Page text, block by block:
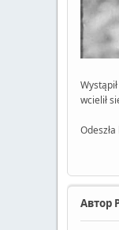
wcielił
Автор